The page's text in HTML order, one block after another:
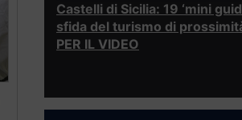
Castelli di Sicilia: 19 ‘mini
sfida del turismo di
PER IL VIDEO